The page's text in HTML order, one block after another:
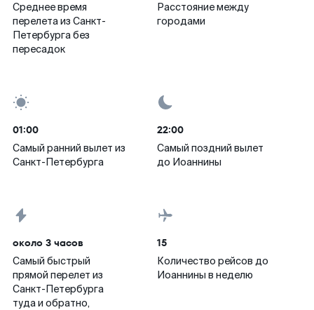
Среднее время
перелета из Санкт-
Петербурга без
пересадок
Расстояние между
городами
01:00
Самый ранний вылет из
Санкт-Петербурга
22:00
Самый поздний вылет
до Иоаннины
около 3 часов
Самый быстрый
прямой перелет из
Санкт-Петербурга
туда и обратно,
15
Количество рейсов до
Иоаннины в неделю